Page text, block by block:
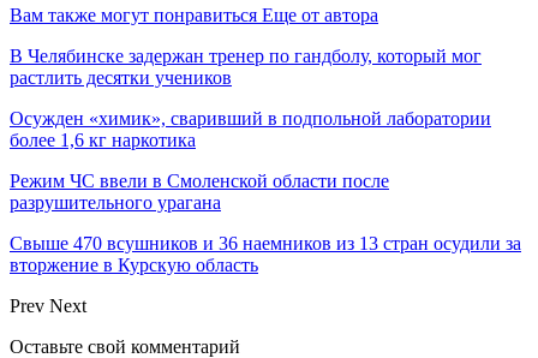
Вам также могут понравиться Еще от автора
В Челябинске задержан тренер по гандболу, который мог
растлить десятки учеников
Осужден «химик», сваривший в подпольной лаборатории
более 1,6 кг наркотика
Режим ЧС ввели в Смоленской области после
разрушительного урагана
Свыше 470 всушников и 36 наемников из 13 стран осудили за
вторжение в Курскую область
Prev Next
Оставьте свой комментарий